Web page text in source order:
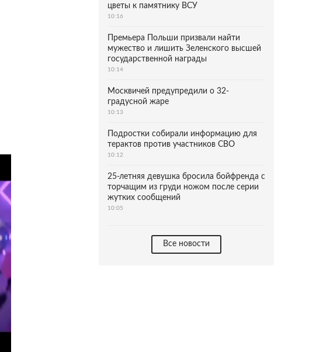
цветы к памятнику ВСУ
10:16
Премьера Польши призвали найти
мужество и лишить Зеленского высшей
государственной награды
10:14
Москвичей предупредили о 32-
градусной жаре
10:13
Подростки собирали информацию для
терактов против участников СВО
10:12
25-летняя девушка бросила бойфренда с
торчащим из груди ножом после серии
жутких сообщений
10:05
Все новости